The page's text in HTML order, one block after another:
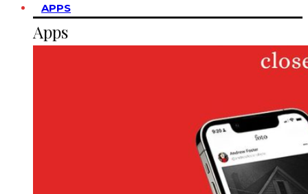
APPS
Apps